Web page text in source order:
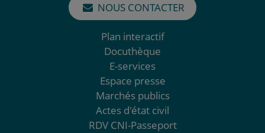
NOUS CONTACTER
Plan interactif
Docuthèque
E-services
Espace presse
Marchés publics
Actes d'état civil
RDV CNI-Passeport